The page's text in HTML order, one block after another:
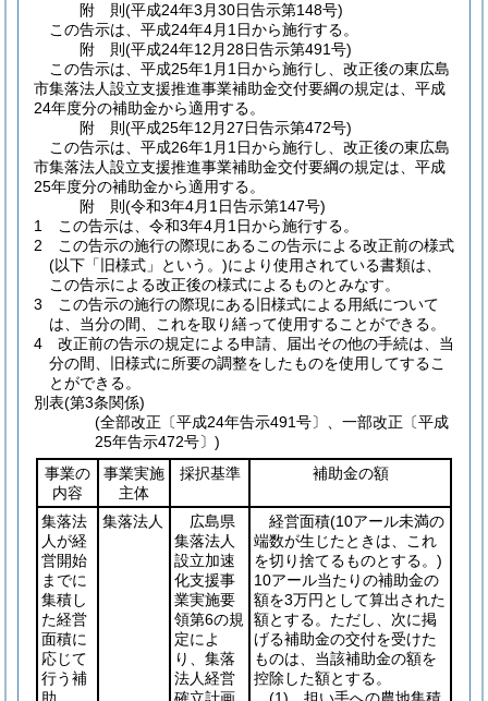
附 則(平成24年3月30日告示第148号)
この告示は、平成24年4月1日から施行する。
附 則(平成24年12月28日告示第491号)
この告示は、平成25年1月1日から施行し、改正後の東広島
市集落法人設立支援推進事業補助金交付要綱の規定は、平成
24年度分の補助金から適用する。
附 則(平成25年12月27日告示第472号)
この告示は、平成26年1月1日から施行し、改正後の東広島
市集落法人設立支援推進事業補助金交付要綱の規定は、平成
25年度分の補助金から適用する。
附 則(令和3年4月1日告示第147号)
1
この告示は、令和3年4月1日から施行する。
2
この告示の施行の際現にあるこの告示による改正前の様式
(以下「旧様式」という。)により使用されている書類は、
この告示による改正後の様式によるものとみなす。
3
この告示の施行の際現にある旧様式による用紙について
は、当分の間、これを取り繕って使用することができる。
4
改正前の告示の規定による申請、届出その他の手続は、当
分の間、旧様式に所要の調整をしたものを使用してするこ
とができる。
別表(第3条関係)
(全部改正〔平成24年告示491号〕、一部改正〔平成
25年告示472号〕)
事業の
内容
事業実施
主体
採択基準 補助金の額
集落法
人が経
営開始
までに
集積し
た経営
面積に
応じて
行う補
集落法人
広島県
集落法人
設立加速
化支援事
業実施要
領第6の規
定によ
り、集落
法人経営
経営面積(10アール未満の
端数が生じたときは、これ
を切り捨てるものとする。)
10アール当たりの補助金の
額を3万円として算出された
額とする。ただし、次に掲
げる補助金の交付を受けた
ものは、当該補助金の額を
控除した額とする。